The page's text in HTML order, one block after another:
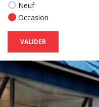
Neuf
Occasion
VALIDER